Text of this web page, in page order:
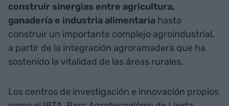
construir sinergias entre agricultura,
ganadería e industria alimentaria hasta
construir un importante complejo agroindustrial,
a partir de la integración agroramadera que ha
sostenido la vitalidad de las áreas rurales.
Los centros de investigación e innovación propios